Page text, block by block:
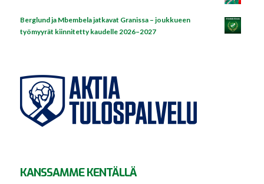
Berglund ja Mbembela jatkavat Granissa – joukkueen
työmyyrät kiinnitetty kaudelle 2026–2027
KANSSAMME KENTÄLLÄ